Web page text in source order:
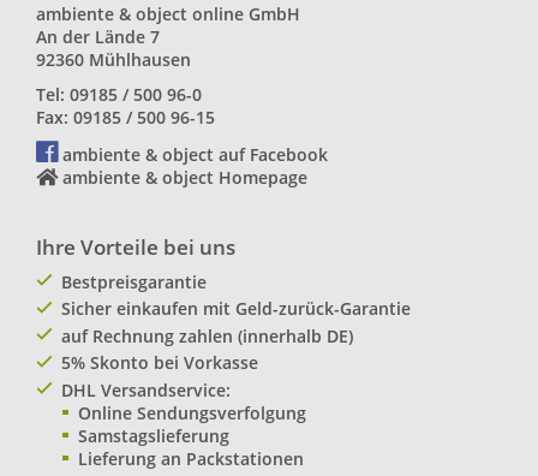
ambiente & object online GmbH
An der Lände 7
92360 Mühlhausen
Tel: 09185 / 500 96-0
Fax: 09185 / 500 96-15
ambiente & object auf Facebook
ambiente & object Homepage
Ihre Vorteile bei uns
Bestpreisgarantie
Sicher einkaufen mit Geld-zurück-Garantie
auf Rechnung zahlen (innerhalb DE)
5% Skonto bei Vorkasse
DHL Versandservice:
Online Sendungsverfolgung
Samstagslieferung
Lieferung an Packstationen